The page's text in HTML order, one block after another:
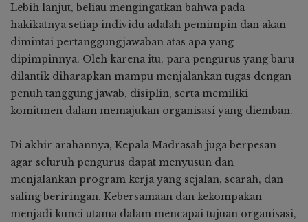
Lebih lanjut, beliau mengingatkan bahwa pada
hakikatnya setiap individu adalah pemimpin dan akan
dimintai pertanggungjawaban atas apa yang
dipimpinnya. Oleh karena itu, para pengurus yang baru
dilantik diharapkan mampu menjalankan tugas dengan
penuh tanggung jawab, disiplin, serta memiliki
komitmen dalam memajukan organisasi yang diemban.
Di akhir arahannya, Kepala Madrasah juga berpesan
agar seluruh pengurus dapat menyusun dan
menjalankan program kerja yang sejalan, searah, dan
saling beriringan. Kebersamaan dan kekompakan
menjadi kunci utama dalam mencapai tujuan organisasi,